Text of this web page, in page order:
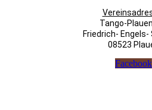
Tango-
Friedrich- Engels-
08523
Facebook